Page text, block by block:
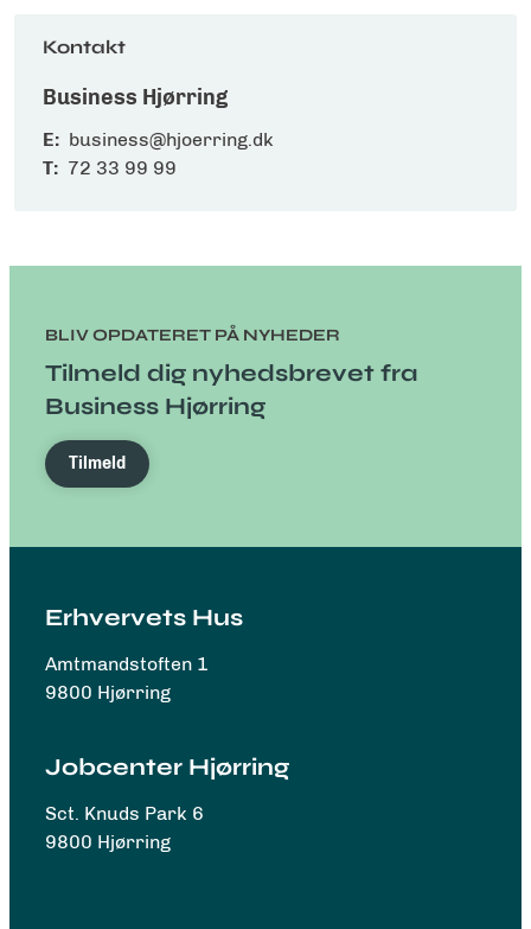
Kontakt
Business Hjørring
E: business@hjoerring.dk
T: 72 33 99 99
BLIV OPDATERET PÅ NYHEDER
Tilmeld dig nyhedsbrevet fra
Business Hjørring
Tilmeld
Erhvervets Hus
Amtmandstoften 1
9800 Hjørring
Jobcenter Hjørring
Sct. Knuds Park 6
9800 Hjørring